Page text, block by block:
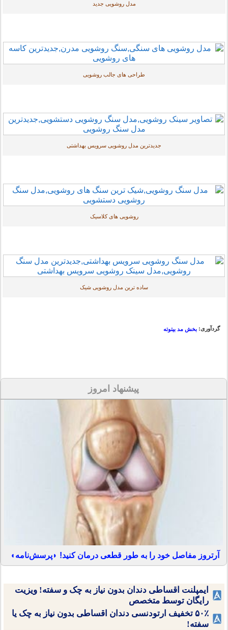
مدل روشویی جدید
طراحی های جالب روشویی
جدیدترین مدل روشویی سرویس بهداشتی
روشویی های کلاسیک
ساده ترین مدل روشویی شیک
گردآوری: بخش مد بیتوته
پیشنهاد امروز
آرتروز مفاصل خود را به طور قطعی درمان کنید! ◗پرسش‌نامه◖
ایمپلنت اقساطی دندان بدون نیاز به چک و سفته! ویزیت
رایگان توسط متخصص
۵۰٪ تخفیف ارتودنسی دندان اقساطی بدون نیاز به چک یا
سفته!